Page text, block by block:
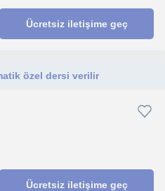
Ücretsiz iletişime geç
özel dersi verilir
Ücretsiz iletişime geç